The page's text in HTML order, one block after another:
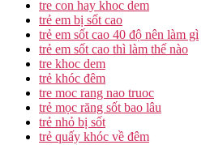
tre con hay khoc dem
trẻ em bị sốt cao
trẻ em sốt cao 40 độ nên làm gì
trẻ em sốt cao thì làm thế nào
tre khoc dem
trẻ khóc đêm
tre moc rang nao truoc
trẻ mọc răng sốt bao lâu
trẻ nhỏ bị sốt
trẻ quấy khóc về đêm